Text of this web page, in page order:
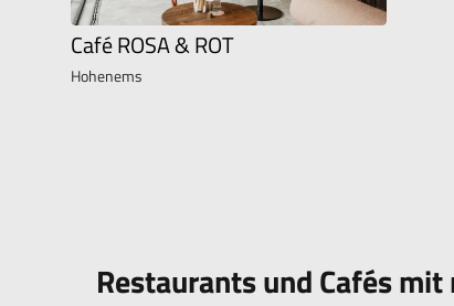
Café ROSA & ROT
Hohenems
Restaurants und Cafés